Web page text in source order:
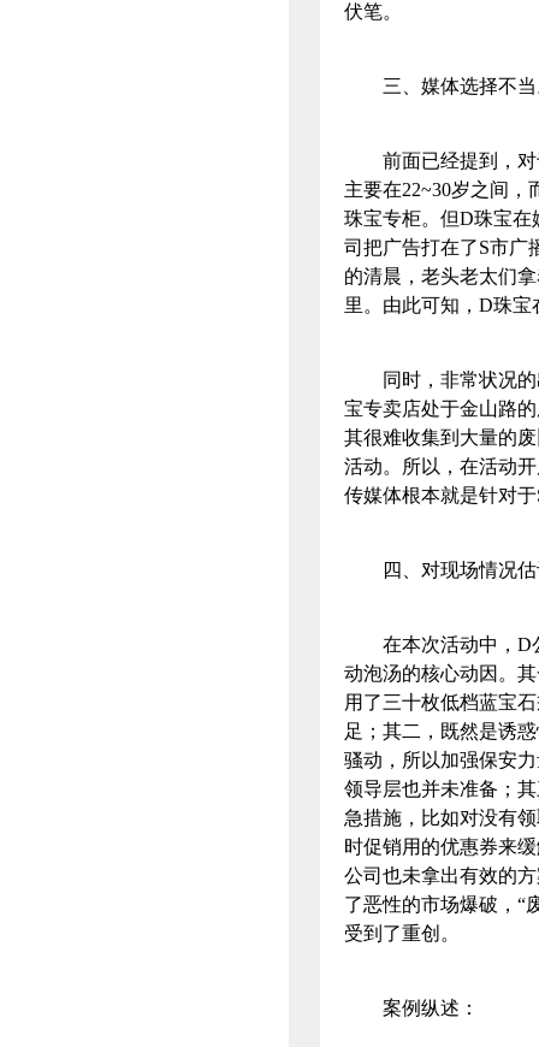
伏笔。
三、媒体选择不当
前面已经提到，对
主要在22~30岁之间
珠宝专柜。但D珠宝
司把广告打在了S市广
的清晨，老头老太们
里。由此可知，D珠
同时，非常状况的
宝专卖店处于金山路
其很难收集到大量的
活动。所以，在活动
传媒体根本就是针对
四、对现场情况
在本次活动中，D公
动泡汤的核心动因。
用了三十枚低档蓝宝
足；其二，既然是诱
骚动，所以加强保安
领导层也并未准备；
急措施，比如对没有
时促销用的优惠券来
公司也未拿出有效的
了恶性的市场爆破，“
受到了重创。
案例纵述：